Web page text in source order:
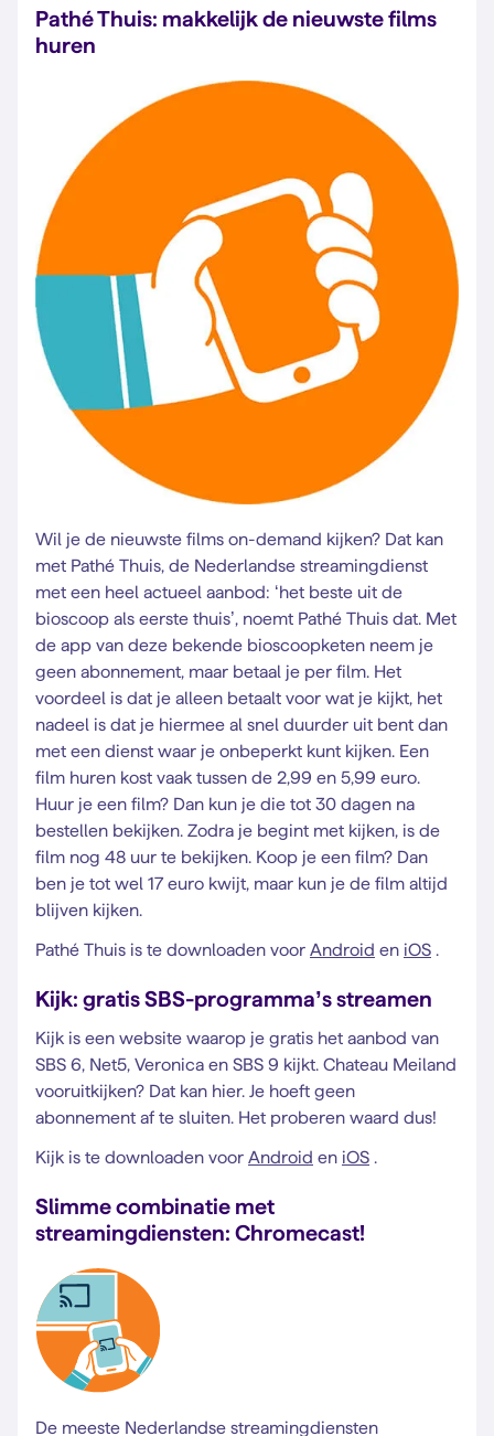
Pathé Thuis: makkelijk de nieuwste films
huren
Wil je de nieuwste films on-demand kijken? Dat kan
met Pathé Thuis, de Nederlandse streamingdienst
met een heel actueel aanbod: ‘het beste uit de
bioscoop als eerste thuis’, noemt Pathé Thuis dat. Met
de app van deze bekende bioscoopketen neem je
geen abonnement, maar betaal je per film. Het
voordeel is dat je alleen betaalt voor wat je kijkt, het
nadeel is dat je hiermee al snel duurder uit bent dan
met een dienst waar je onbeperkt kunt kijken. Een
film huren kost vaak tussen de 2,99 en 5,99 euro.
Huur je een film? Dan kun je die tot 30 dagen na
bestellen bekijken. Zodra je begint met kijken, is de
film nog 48 uur te bekijken. Koop je een film? Dan
ben je tot wel 17 euro kwijt, maar kun je de film altijd
blijven kijken.
Pathé Thuis is te downloaden voor Android en iOS .
Kijk: gratis SBS-programma’s streamen
Kijk is een website waarop je gratis het aanbod van
SBS 6, Net5, Veronica en SBS 9 kijkt. Chateau Meiland
vooruitkijken? Dat kan hier. Je hoeft geen
abonnement af te sluiten. Het proberen waard dus!
Kijk is te downloaden voor Android en iOS .
Slimme combinatie met
streamingdiensten: Chromecast!
De meeste Nederlandse streamingdiensten